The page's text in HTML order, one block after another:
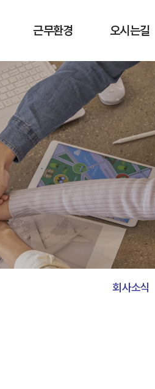
근무환경
복리후생
회사소식
오시는길
오시는길
회사소식